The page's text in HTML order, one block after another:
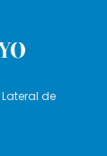
Lateral de